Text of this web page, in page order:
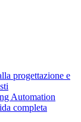
progettazione e
Automation
completa